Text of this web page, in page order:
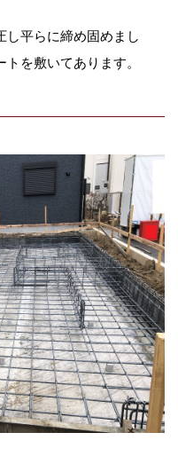
し平らに締め固めまし
を敷いてあります。